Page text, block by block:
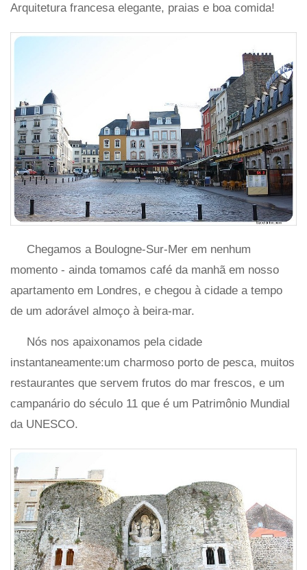
Arquitetura francesa elegante, praias e boa comida!
Chegamos a Boulogne-Sur-Mer em nenhum
momento - ainda tomamos café da manhã em nosso
apartamento em Londres, e chegou à cidade a tempo
de um adorável almoço à beira-mar.
Nós nos apaixonamos pela cidade
instantaneamente:um charmoso porto de pesca, muitos
restaurantes que servem frutos do mar frescos, e um
campanário do século 11 que é um Patrimônio Mundial
da UNESCO.